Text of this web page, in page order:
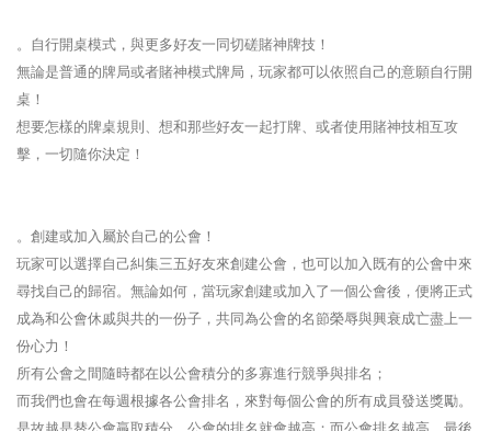
。自行開桌模式，與更多好友一同切磋賭神牌技！
無論是普通的牌局或者賭神模式牌局，玩家都可以依照自己的意願自行開
桌！
想要怎樣的牌桌規則、想和那些好友一起打牌、或者使用賭神技相互攻
擊，一切隨你決定！
。創建或加入屬於自己的公會！
玩家可以選擇自己糾集三五好友來創建公會，也可以加入既有的公會中來
尋找自己的歸宿。無論如何，當玩家創建或加入了一個公會後，便將正式
成為和公會休戚與共的一份子，共同為公會的名節榮辱與興衰成亡盡上一
份心力！
所有公會之間隨時都在以公會積分的多寡進行競爭與排名；
而我們也會在每週根據各公會排名，來對每個公會的所有成員發送獎勵。